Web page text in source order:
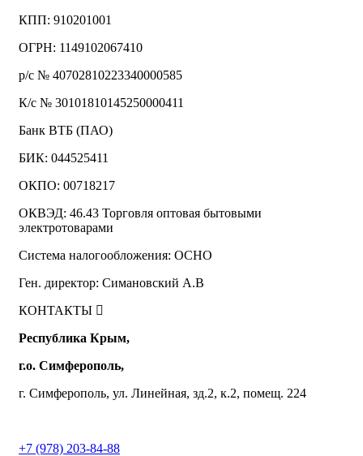
КПП: 910201001
ОГРН: 1149102067410
р/с № 40702810223340000585
К/с № 30101810145250000411
Банк ВТБ (ПАО)
БИК: 044525411
ОКПО: 00718217
ОКВЭД: 46.43 Торговля оптовая бытовыми
электротоварами
Система налогообложения: ОСНО
Ген. директор: Симановский А.В
КОНТАКТЫ
Республика Крым,
г.о. Симферополь,
г. Симферополь, ул. Линейная, зд.2, к.2, помещ. 224
+7 (978) 203-84-88